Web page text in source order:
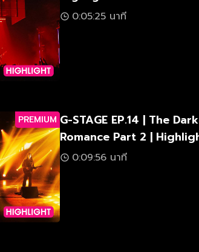
0:05:25 นาที
PREMIUM G-STAGE EP.14 | The
Romance Part 2 |
0:09:56 นาที